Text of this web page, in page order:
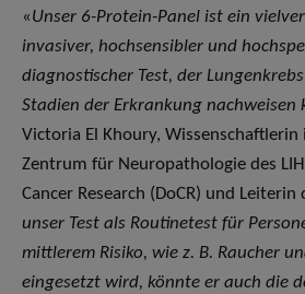
«Unser 6-Protein-Panel ist ein
invasiver, hochsensibler und
diagnostischer Test, der
Stadien der Erkrankung nachweisen
Victoria El Khoury, Wissenschaftlerin
Zentrum für Neuropathologie des
Cancer Research (DoCR) und Leiterin
unser Test als Routinetest für
mittlerem Risiko, wie z. B. Raucher
eingesetzt wird, könnte er auch die